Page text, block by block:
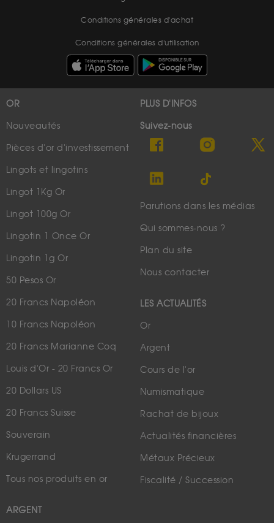
Conditions générales d'achat
Conditions générales d'utilisation
OR
Nouveautés
Pièces d'or d'investissement
Lingots et lingotins
Lingot 1Kg Or
Lingot 100g Or
Lingotin 1 Once Or
Lingotin 1g Or
50 Pesos Or
20 Francs Napoléon
10 Francs Napoléon
20 Francs Marianne Coq
Louis d'Or - 20 Francs Or
20 Dollars US
20 Francs Suisse
Souverain
Krugerrand
Tous nos produits en or
ARGENT
PLUS D'INFOS
Suivez-nous
Parutions dans les médias
Qui sommes-nous ?
Plan du site
Nous contacter
LES ACTUALITÉS
Or
Argent
Cours de l'or
Numismatique
Rachat de bijoux
Actualités financières
Métaux Précieux
Fiscalité / Succession